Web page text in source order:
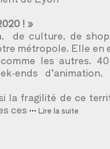
! »
de culture, de
métropole. Elle en
les autres.
ends d’animation,
la fragilité de ce
ces … Lire la suite